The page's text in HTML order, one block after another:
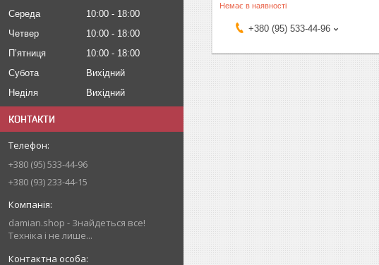
Середа
10:00
18:00
Четвер
10:00
18:00
Пʼятниця
10:00
18:00
Субота
Вихідний
Неділя
Вихідний
КОНТАКТИ
+380 (95) 533-44-96
+380 (93) 233-44-15
damian.shop - Знайдеться все!
Техніка і не лише...
Немає в наявності
+380 (95) 533-44-96